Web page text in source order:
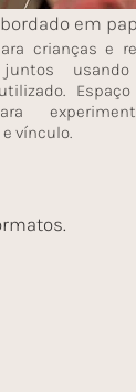
em
crianças e
juntos
vínculo.